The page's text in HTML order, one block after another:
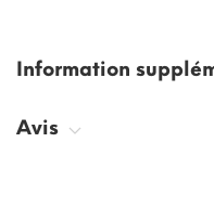
Information
Avis